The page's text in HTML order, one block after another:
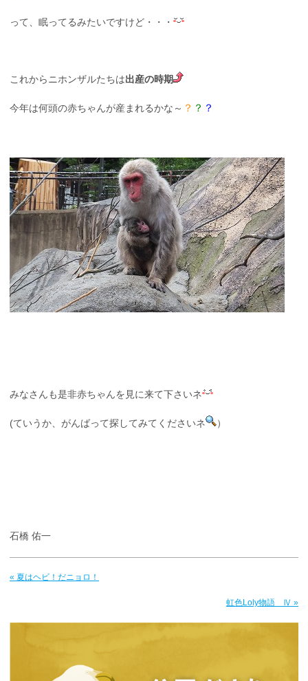
って、眠ってるみたいですけど・・・
これからニホンザルたちは出産の時期
今年は何頭の赤ちゃんが産まれるかな～ ？ ？ ？
みなさんも是非赤ちゃんを見に来て下さいネ
(ていうか、がんばって探してみてくださいネ ）
石橋 佑一
« 夏はヘビ！だニョロ！
虹色Loly物語 Ⅳ »